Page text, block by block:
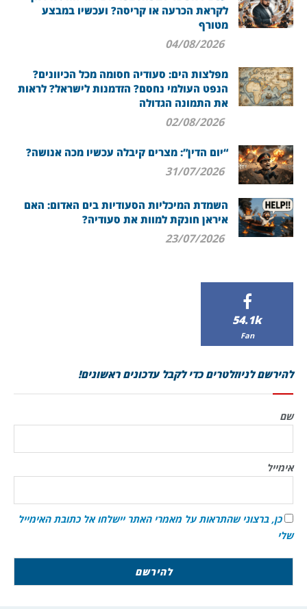
לקראת הכרעה או קריסה? ועכשיו במבצע
מטורף
04/08/2026
מפלצות הים: סעודיה חסומה מכל הכיוונים?
הנפט העולמי נחסם? הזדמנות לישראל? לראות
את התמונה הגדולה
02/08/2026
“יום הדין”: מצרים קיבלה עכשיו מכה אנושה?
31/07/2026
השמדת המיכליות הסעודיות בים האדום: האם
איראן חונקת למוות את סעודיה?
23/07/2026
54.1k
Fan
להירשם לניוזלטרים כדי לקבל עדכונים ראשונים!
שם
אימייל
כן, ברצוני שהתראות על מאמרי האתר יישלחו אל כתובת האימייל
שלי